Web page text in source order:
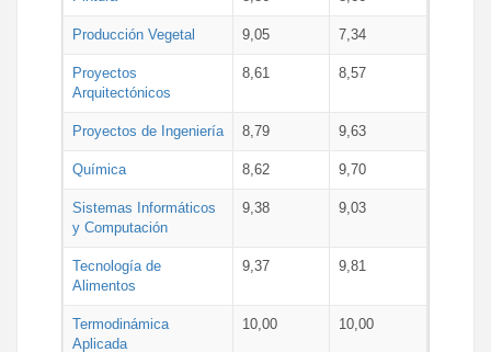
Producción Vegetal 9,05 7,34
Proyectos
Arquitectónicos
8,61 8,57
Proyectos de Ingeniería 8,79 9,63
Química 8,62 9,70
Sistemas Informáticos
y Computación
9,38 9,03
Tecnología de
Alimentos
9,37 9,81
Termodinámica
Aplicada
10,00 10,00